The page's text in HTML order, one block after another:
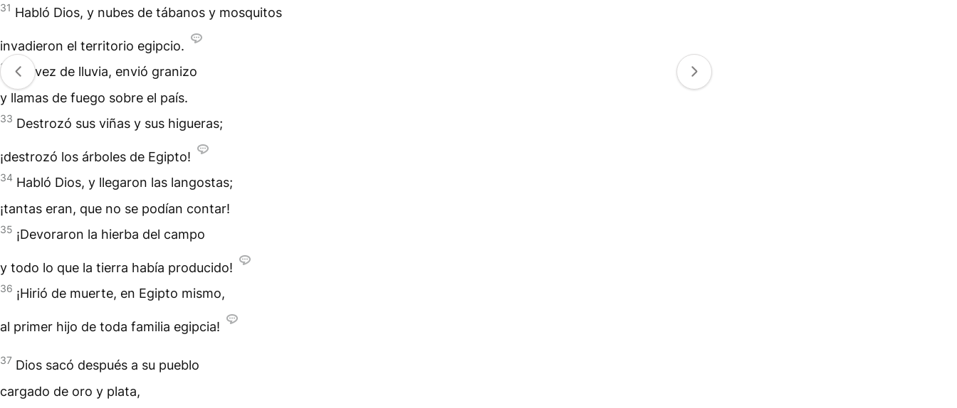
31 Habló Dios, y nubes de tábanos y mosquitos
invadieron el territorio egipcio.
32
En vez de lluvia, envió granizo
y llamas de fuego sobre el país.
33 Destrozó sus viñas y sus higueras;
¡destrozó los árboles de Egipto!
34 Habló Dios, y llegaron las langostas;
¡tantas eran, que no se podían contar!
35 ¡Devoraron la hierba del campo
y todo lo que la tierra había producido!
36 ¡Hirió de muerte, en Egipto mismo,
al primer hijo de toda familia egipcia!
37 Dios sacó después a su pueblo
cargado de oro y plata,